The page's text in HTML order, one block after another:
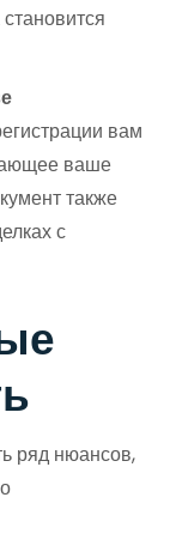
вам
ваше
также
с
ряд нюансов,